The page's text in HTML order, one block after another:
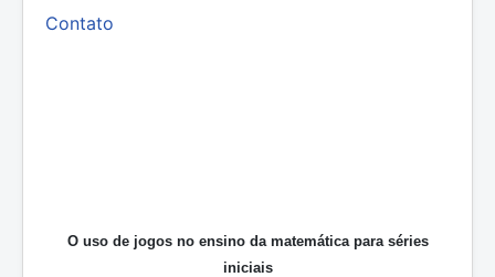
Contato
O uso de jogos no ensino da matemática para séries
iniciais